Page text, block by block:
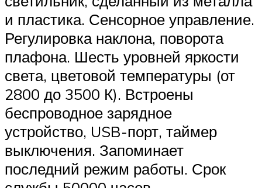
и пластика. Сенсорное управление.
Регулировка наклона, поворота
плафона. Шесть уровней яркости
света, цветовой температуры (от
2800 до 3500 К). Встроены
беспроводное зарядное
устройство, USB-порт, таймер
выключения. Запоминает
последний режим работы. Срок